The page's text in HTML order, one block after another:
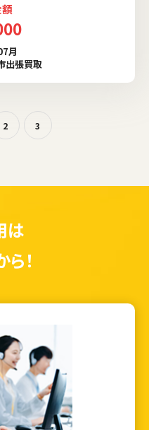
月
出張買取
2 3
は
！